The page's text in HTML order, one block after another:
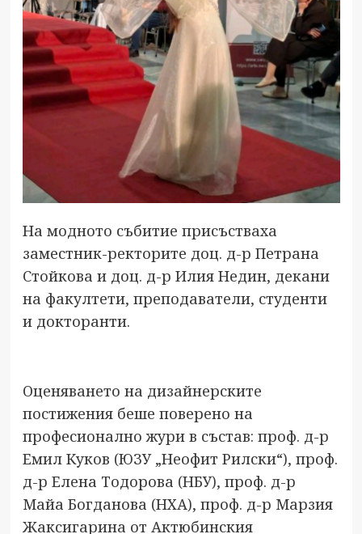
На модното събитие присъстваха
заместник-ректорите доц. д-р Петрана
Стойкова и доц. д-р Илия Недин, декани
на факултети, преподаватели, студенти
и докторанти.
Оценяването на дизайнерските
постижения беше поверено на
професионално жури в състав: проф. д-р
Емил Куков (ЮЗУ „Неофит Рилски“), проф.
д-р Елена Тодорова (НБУ), проф. д-р
Майа Богданова (НХА), проф. д-р Марзия
Жаксигарина от Актюбинския